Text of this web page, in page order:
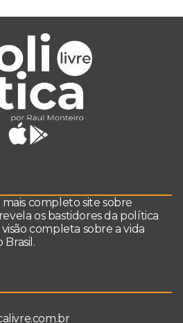
mais completo site sobre
os bastidores da política
completa sobre a vida
Brasil.